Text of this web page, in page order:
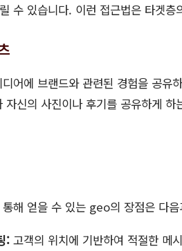
수 있습니다. 이런 접근법은 타겟
어에 브랜드와 관련된 경험을 공
자신의 사진이나 후기를 공유하게
해 얻을 수 있는 geo의 장점은 다
: 고객의 위치에 기반하여 적절한 메